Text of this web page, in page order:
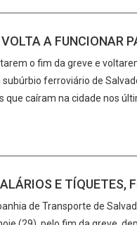
A FUNCIONAR
o fim da greve e
ferroviário de
que caíram na cidade nos
E TÍQUETES,
de Transporte de